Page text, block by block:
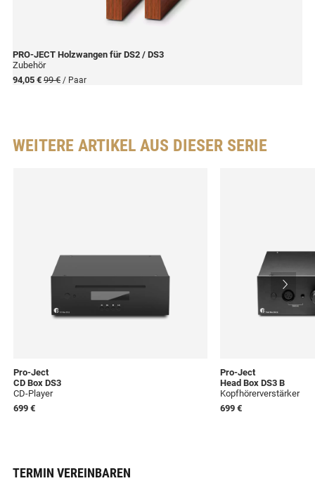
PRO-JECT Holzwangen für DS2 / DS3
Zubehör
94,05 € 99 € / Paar
WEITERE ARTIKEL AUS DIESER SERIE
Pro-Ject
CD Box DS3
CD-Player
699 €
Pro-Ject
Head Box DS3 B
Kopfhörerverstärker
699 €
TERMIN VEREINBAREN